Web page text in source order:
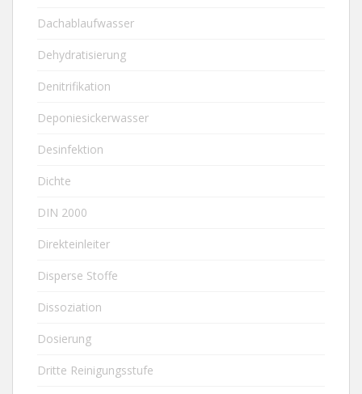
Dachablaufwasser
Dehydratisierung
Denitrifikation
Deponiesickerwasser
Desinfektion
Dichte
DIN 2000
Direkteinleiter
Disperse Stoffe
Dissoziation
Dosierung
Dritte Reinigungsstufe